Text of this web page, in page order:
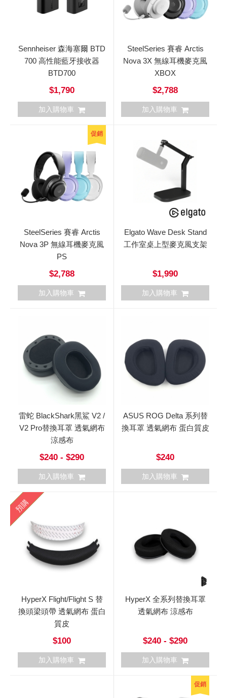
Sennheiser 森海塞爾 BTD
700 高性能藍牙接收器
BTD700
$1,790
加入購物車
SteelSeries 賽睿 Arctis
Nova 3X 無線耳機麥克風
XBOX
$2,788
加入購物車
促銷
SteelSeries 賽睿 Arctis
Nova 3P 無線耳機麥克風
PS
$2,788
加入購物車
Elgato Wave Desk Stand
工作室桌上型麥克風支架
$1,990
加入購物車
雷蛇 BlackShark黑鯊 V2 /
V2 Pro替換耳罩 透氣網布
涼感布
$240 - $290
加入購物車
ASUS ROG Delta 系列替
換耳罩 透氣網布 蛋白質皮
$240
加入購物車
預購
HyperX Flight/Flight S 替
換頭梁頭帶 透氣網布 蛋白
質皮
$100
加入購物車
HyperX 全系列替換耳罩
透氣網布 涼感布
$240 - $290
加入購物車
促銷